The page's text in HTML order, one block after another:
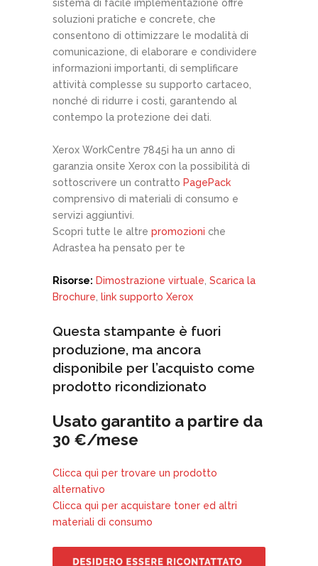
sistema di facile implementazione offre
soluzioni pratiche e concrete, che
consentono di ottimizzare le modalità di
comunicazione, di elaborare e condividere
informazioni importanti, di semplificare
attività complesse su supporto cartaceo,
nonché di ridurre i costi, garantendo al
contempo la protezione dei dati.
Xerox WorkCentre 7845i ha un anno di
garanzia onsite Xerox con la possibilità di
sottoscrivere un contratto PagePack
comprensivo di materiali di consumo e
servizi aggiuntivi.
Scopri tutte le altre promozioni che
Adrastea ha pensato per te
Risorse: Dimostrazione virtuale Scarica la
Brochure
link supporto Xerox
Questa stampante è fuori
produzione, ma ancora
disponibile per l’acquisto come
prodotto ricondizionato
Usato garantito a partire da
30 €/mese
Clicca quì per trovare un prodotto
alternativo
Clicca quì per acquistare toner ed altri
materiali di consumo